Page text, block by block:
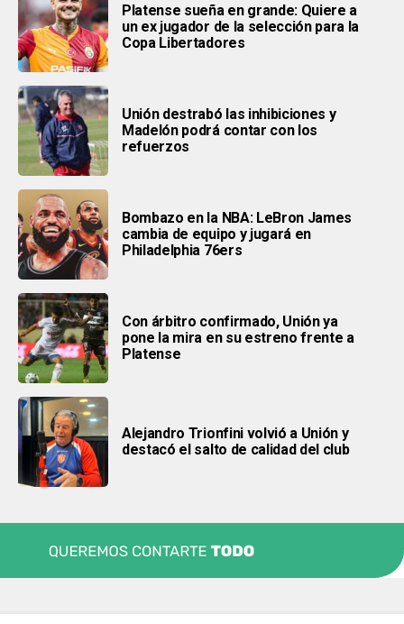
Platense sueña en grande: Quiere a
un ex jugador de la selección para la
Copa Libertadores
Unión destrabó las inhibiciones y
Madelón podrá contar con los
refuerzos
Bombazo en la NBA: LeBron James
cambia de equipo y jugará en
Philadelphia 76ers
Con árbitro confirmado, Unión ya
pone la mira en su estreno frente a
Platense
Alejandro Trionfini volvió a Unión y
destacó el salto de calidad del club